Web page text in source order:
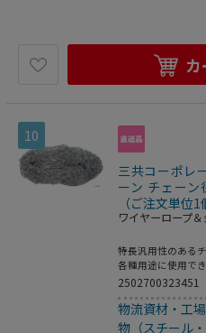
10
三共コーポレ
ーン チェー
（ご注文単位1
ワイヤーロープ
特長汎用性のある
各種用途に使用でき
2502700323451
物流資材・工
物（スチール・